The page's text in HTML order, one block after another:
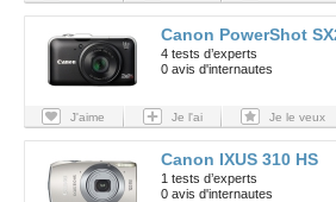
Canon PowerShot
4 tests d’experts
0 avis d'internautes
J'aime Je l'ai Je le veux
Canon IXUS 310 HS
1 tests d’experts
0 avis d'internautes